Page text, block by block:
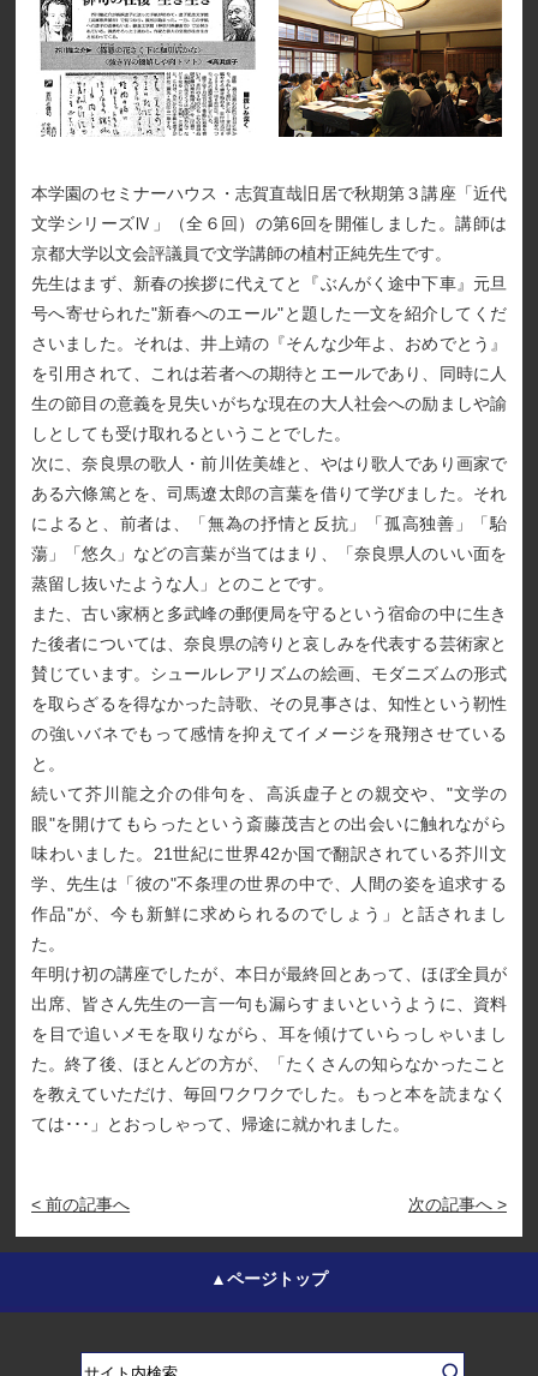
本学園のセミナーハウス・志賀直哉旧居で秋期第３講座「近代
文学シリーズⅣ」（全６回）の第6回を開催しました。講師は
京都大学以文会評議員で文学講師の植村正純先生です。
先生はまず、新春の挨拶に代えてと『ぶんがく途中下車』元旦
号へ寄せられた"新春へのエール"と題した一文を紹介してくだ
さいました。それは、井上靖の『そんな少年よ、おめでとう』
を引用されて、これは若者への期待とエールであり、同時に人
生の節目の意義を見失いがちな現在の大人社会への励ましや諭
しとしても受け取れるということでした。
次に、奈良県の歌人・前川佐美雄と、やはり歌人であり画家で
ある六條篤とを、司馬遼太郎の言葉を借りて学びました。それ
によると、前者は、「無為の抒情と反抗」「孤高独善」「駘
蕩」「悠久」などの言葉が当てはまり、「奈良県人のいい面を
蒸留し抜いたような人」とのことです。
また、古い家柄と多武峰の郵便局を守るという宿命の中に生き
た後者については、奈良県の誇りと哀しみを代表する芸術家と
賛じています。シュールレアリズムの絵画、モダニズムの形式
を取らざるを得なかった詩歌、その見事さは、知性という靭性
の強いバネでもって感情を抑えてイメージを飛翔させている
と。
続いて芥川龍之介の俳句を、高浜虚子との親交や、"文学の
眼"を開けてもらったという斎藤茂吉との出会いに触れながら
味わいました。21世紀に世界42か国で翻訳されている芥川文
学、先生は「彼の"不条理の世界の中で、人間の姿を追求する
作品"が、今も新鮮に求められるのでしょう」と話されまし
た。
年明け初の講座でしたが、本日が最終回とあって、ほぼ全員が
出席、皆さん先生の一言一句も漏らすまいというように、資料
を目で追いメモを取りながら、耳を傾けていらっしゃいまし
た。終了後、ほとんどの方が、「たくさんの知らなかったこと
を教えていただけ、毎回ワクワクでした。もっと本を読まなく
ては･･･」とおっしゃって、帰途に就かれました。
< 前の記事へ 次の記事へ >
▲ページトップ